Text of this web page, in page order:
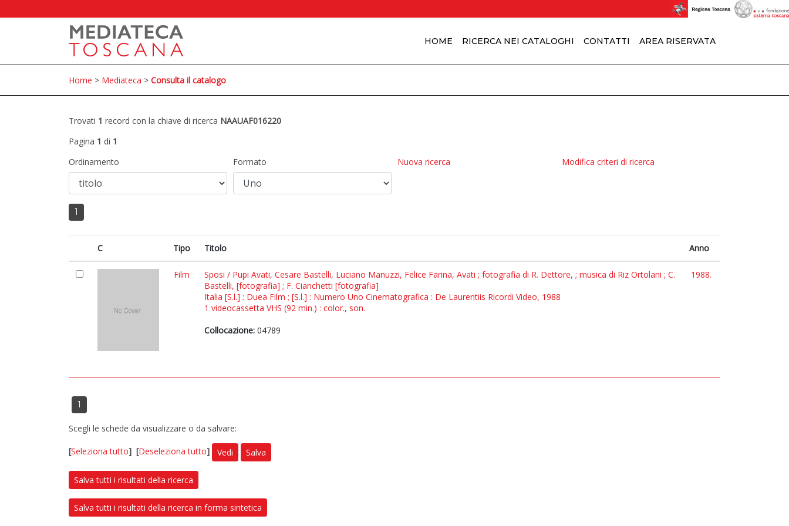
HOME RICERCA NEI CATALOGHI CONTATTI AREA RISERVATA
Home > Mediateca > Consulta il catalogo
Trovati 1 record con la chiave di ricerca NAAUAF016220
Pagina 1 di 1
Ordinamento
Formato Nuova ricerca Modifica criteri di ricerca
1
C Tipo Titolo Anno
Film
Sposi / Pupi Avati, Cesare Bastelli, Luciano Manuzzi, Felice Farina, Avati ; fotografia di R. Dettore, ; musica di Riz Ortolani ; C.
Bastelli, [fotografia] ; F. Cianchetti [fotografia]
Italia [S.l.] : Duea Film ; [S.l.] : Numero Uno Cinematografica : De Laurentiis Ricordi Video, 1988
1 videocassetta VHS (92 min.) : color., son.
Collocazione: 04789
1988.
1
Scegli le schede da visualizzare o da salvare:
[Seleziona tutto] [Deseleziona tutto] Vedi Salva
Salva tutti i risultati della ricerca
Salva tutti i risultati della ricerca in forma sintetica